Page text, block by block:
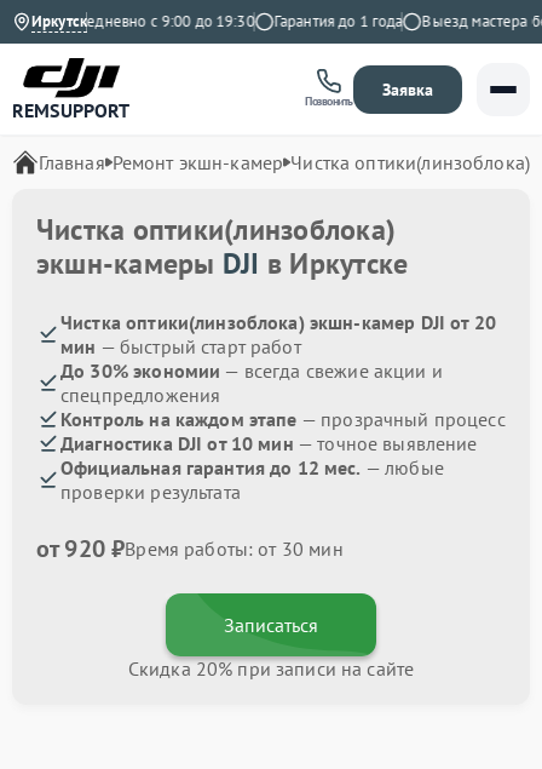
Иркутск
Ежедневно с 9:00 до 19:30 Гарантия до 1 года Выезд мастера
REMSUPPORT Позвонить
Заявка
Главная Ремонт экшн-камер Чистка оптики(линзоблока)
Чистка оптики(линзоблока)
экшн-камеры DJI в Иркутске
Чистка оптики(линзоблока) экшн-камер DJI от 20
мин — быстрый старт работ
До 30% экономии — всегда свежие акции и
спецпредложения
Контроль на каждом этапе — прозрачный процесс
Диагностика DJI от 10 мин — точное выявление
Официальная гарантия до 12 мес. — любые
проверки результата
от 920 ₽Время работы: от 30 мин
Записаться
Скидка 20% при записи на сайте